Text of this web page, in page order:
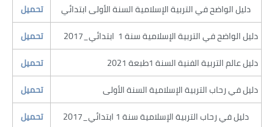
​تحميل​
​دليل الواضح في التربية الإسلامية السنة الأولى ابتدائي
​​تحميل
​دليل الواضح في التربية الإسلامية سنة 1 ابتدائي_2017
​تحميل​
​دليل عالم التربية الفنية السنة 1طبعة 2021
​​تحميل
​دليل في رحاب التربية الإسلامية السنة الأولى
​تحميل​
​دليل في رحاب التربية الإسلامية سنة 1 ابتدائي_2017